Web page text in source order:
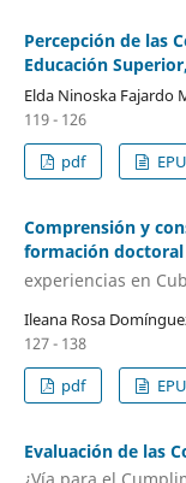
Percepción de las
Educación
Elda Ninoska Fajardo
119 - 126
pdf
Comprensión y
formación doctoral
experiencias en
Ileana Rosa
127 - 138
pdf
Evaluación de las